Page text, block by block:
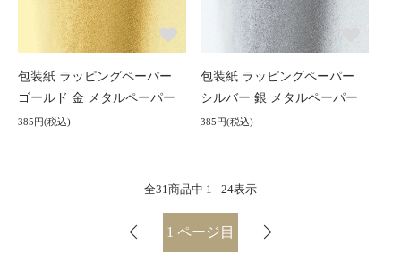
包装紙 ラッピングペーパー
ゴールド 金 メタルペーパー
385円(税込)
包装紙 ラッピングペーパー
シルバー 銀 メタルペーパー
385円(税込)
全31商品中 1 - 24表示
1 ページ目